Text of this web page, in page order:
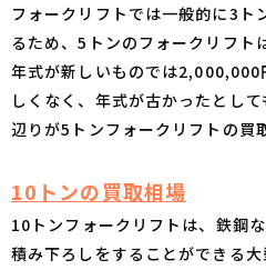
フォークリフトでは一般的に3ト
るため、5トンのフォークリフト
年式が新しいものでは2,000,000
しくなく、年式が古かったとし
辺りが5トンフォークリフトの買
10トンの買取相場
10トンフォークリフトは、鉄鋼
積み下ろしをすることができる